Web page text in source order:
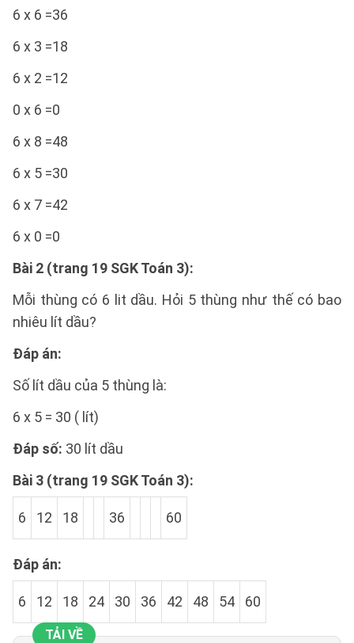
6 x 6 =36
6 x 3 =18
6 x 2 =12
0 x 6 =0
6 x 8 =48
6 x 5 =30
6 x 7 =42
6 x 0 =0
Bài 2 (trang 19 SGK Toán 3):
Mỗi thùng có 6 lit dầu. Hỏi 5 thùng như thế có bao
nhiêu lít dầu?
Đáp án:
Số lít dầu của 5 thùng là:
6 x 5 = 30 ( lít)
Đáp số: 30 lít dầu
Bài 3 (trang 19 SGK Toán 3):
6 12 18 36 60
Đáp án:
6 12 18 24 30 36 42 48 54 60
TẢI VỀ